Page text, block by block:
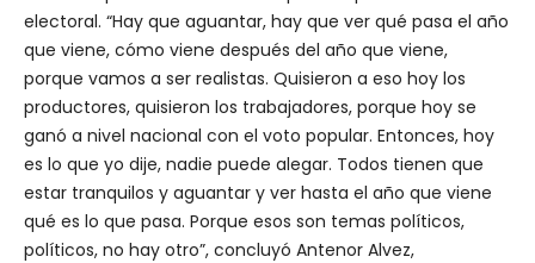
electoral. “Hay que aguantar, hay que ver qué pasa el año
que viene, cómo viene después del año que viene,
porque vamos a ser realistas. Quisieron a eso hoy los
productores, quisieron los trabajadores, porque hoy se
ganó a nivel nacional con el voto popular. Entonces, hoy
es lo que yo dije, nadie puede alegar. Todos tienen que
estar tranquilos y aguantar y ver hasta el año que viene
qué es lo que pasa. Porque esos son temas políticos,
políticos, no hay otro”, concluyó Antenor Alvez,